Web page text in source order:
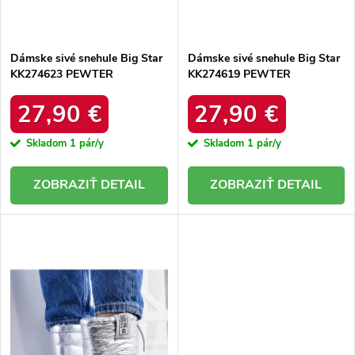
Dámske sivé snehule Big Star
KK274623 PEWTER
27,90 €
Skladom 1 pár/y
DETAIL
Dámske sivé snehule Big Star
KK274619 PEWTER
27,90 €
Skladom 1 pár/y
DETAIL